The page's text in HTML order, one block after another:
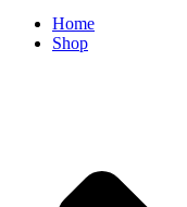
Home
Shop